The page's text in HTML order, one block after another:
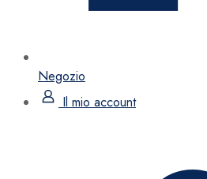
Negozio
Il mio account